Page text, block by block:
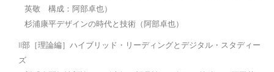
英敬 構成：阿部卓也）
杉浦康平デザインの時代と技術（阿部卓也）
II部［理論編］ハイブリッド・リーディングとデジタル・スタディー
ズ